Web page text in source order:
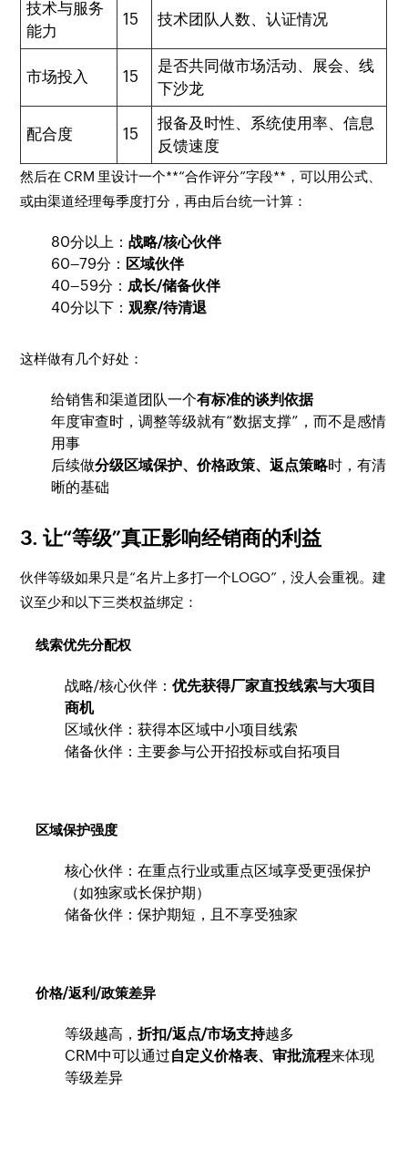
技术与服务
能力
15 技术团队人数、认证情况
市场投入 15
是否共同做市场活动、展会、线
下沙龙
配合度 15
报备及时性、系统使用率、信息
反馈速度
然后在 CRM 里设计一个**“合作评分”字段**，可以用公式、
或由渠道经理每季度打分，再由后台统一计算：
80分以上：战略/核心伙伴
60–79分： 区域伙伴
40–59分： 成长/储备伙伴
40分以下：观察/待清退
这样做有几个好处：
给销售和渠道团队一个有标准的谈判依据
年度审查时，调整等级就有“数据支撑”，而不是感情
用事
后续做分级区域保护、价格政策、返点策略时，有清
晰的基础
3. 让“等级”真正影响经销商的利益
伙伴等级如果只是“名片上多打一个LOGO”，没人会重视。建
议至少和以下三类权益绑定：
线索优先分配权
战略/核心伙伴：优先获得厂家直投线索与大项目
商机
区域伙伴：获得本区域中小项目线索
储备伙伴：主要参与公开招投标或自拓项目
区域保护强度
核心伙伴：在重点行业或重点区域享受更强保护
（如独家或长保护期）
储备伙伴：保护期短，且不享受独家
价格/返利/政策差异
等级越高，折扣/返点/市场支持越多
CRM中可以通过自定义价格表、审批流程来体现
等级差异